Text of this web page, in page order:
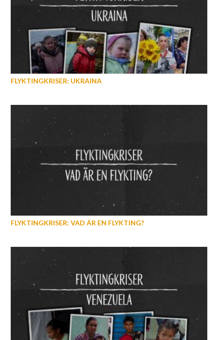
FLYKTINGKRISER: UKRAINA
FLYKTINGKRISER: VAD ÄR EN FLYKTING?